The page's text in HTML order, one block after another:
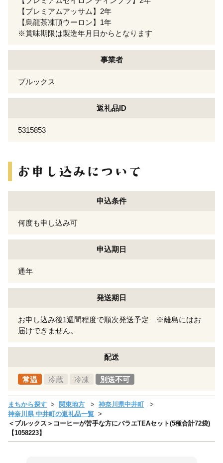
【プレミアムアッサム】2年
【烏龍茶凍頂ウーロン】1年
※賞味期限は製造年月日からとなります
事業者
ブルックス
返礼品ID
5315853
申込条件
何度も申し込み可
申込期日
通年
発送期日
お申し込み後1週間程度で順次発送予定 ※離島にはお
届けできません。
配送
常温 冷蔵 冷凍 別送不可
まちから探す 関東地方
神奈川県中井町
神奈川県 中井町の返礼品一覧
＜ブルックス＞コーヒーが苦手な方にバラエTEAセット(5種合計72袋)
【1058223】